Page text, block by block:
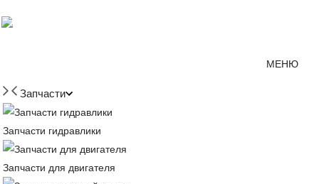
Мессенджер MAX
МЕНЮ
Запчасти
Запчасти гидравлики
Запчасти для двигателя